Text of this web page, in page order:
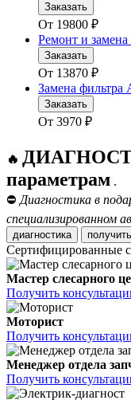
Заказать
От 19800 ₽
Ремонт и замена
Заказать
От 13870 ₽
Замена
Заказать
От 3970 ₽
🔥
параметрам .
⛔ Диагностика в
специализированном
диагностика
Сертифицированные
Мастер слесарного
Получить
Моторист
Получить
Менеджер отдела
Получить